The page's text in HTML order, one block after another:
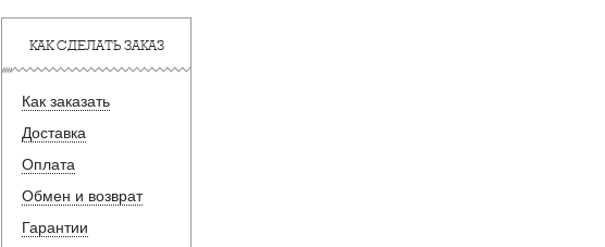
КАК СДЕЛАТЬ ЗАКАЗ
Как заказать
Доставка
Оплата
Обмен и возврат
Гарантии